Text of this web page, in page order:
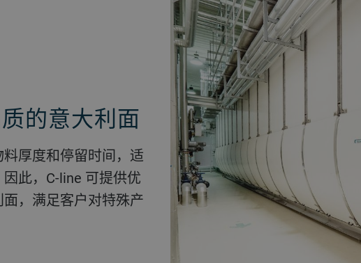
的意大利面
厚度和停留时间，适
此，C-line 可提供优
，满足客户对特殊产